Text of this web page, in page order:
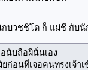
กบวชชิโต ก็ แม่ชี กับนั
นับถือผีนั่นเอง
ก่อนที่เจอคนทรงเจ้